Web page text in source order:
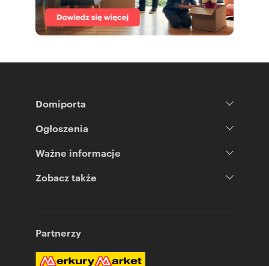
Domiporta
Ogłoszenia
Ważne informacje
Zobacz także
Partnerzy